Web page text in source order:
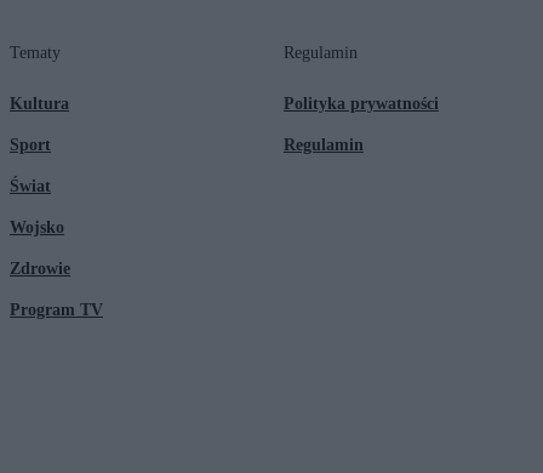
Tematy
Kultura
Sport
Świat
Wojsko
Zdrowie
Program TV
Regulamin
Polityka prywatności
Regulamin